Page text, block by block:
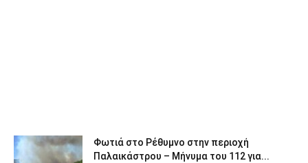
Φωτιά στο Ρέθυμνο στην περιοχή
Παλαικάστρου – Μήνυμα του 112 για...